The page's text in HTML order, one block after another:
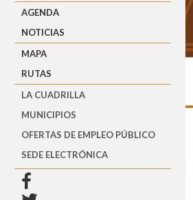
AGENDA
NOTICIAS
MAPA
RUTAS
LA CUADRILLA
MUNICIPIOS
OFERTAS DE EMPLEO PÚBLICO
SEDE ELECTRÓNICA